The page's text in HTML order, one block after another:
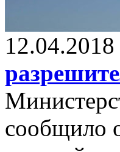
12.04.2018
сообщило